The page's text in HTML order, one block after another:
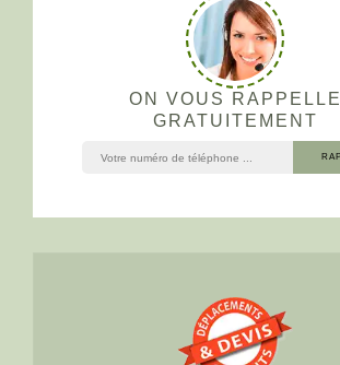
ON VOUS RAPPELLE
GRATUITEMENT